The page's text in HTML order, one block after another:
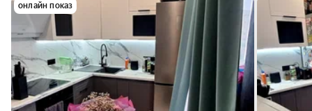
онлайн показ